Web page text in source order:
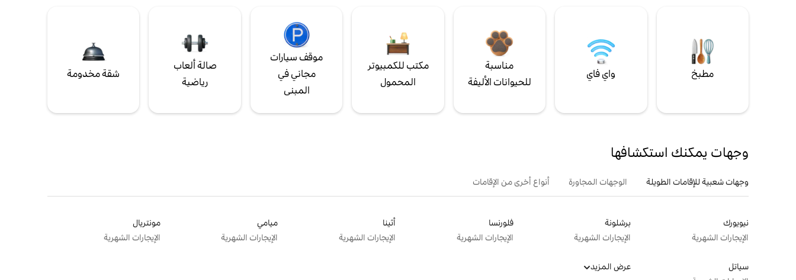
مطبخ واي فاي
مناسبة
للحيوانات الأليفة
مكتب للكمبيوتر
المحمول
موقف سيارات
مجاني في
المبنى
صالة ألعاب
رياضية
شقة مخدومة
وجهات يمكنك استكشافها
وجهات شعبية للإقامات الطويلة الوجهات المجاورة أنواع أخرى من الإقامات
نيويورك
الإيجارات الشهرية
برشلونة
الإيجارات الشهرية
فلورنسا
الإيجارات الشهرية
أثينا
الإيجارات الشهرية
ميامي
الإيجارات الشهرية
مونتريال
الإيجارات الشهرية
سياتل
عرض المزيد